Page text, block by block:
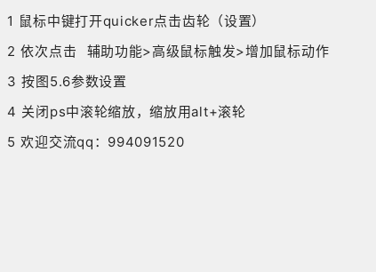
1 鼠标中键打开quicker点击齿轮（设置）
2 依次点击 辅助功能>高级鼠标触发>增加鼠标动作
3 按图5.6参数设置
4 关闭ps中滚轮缩放，缩放用alt+滚轮
5 欢迎交流qq：994091520